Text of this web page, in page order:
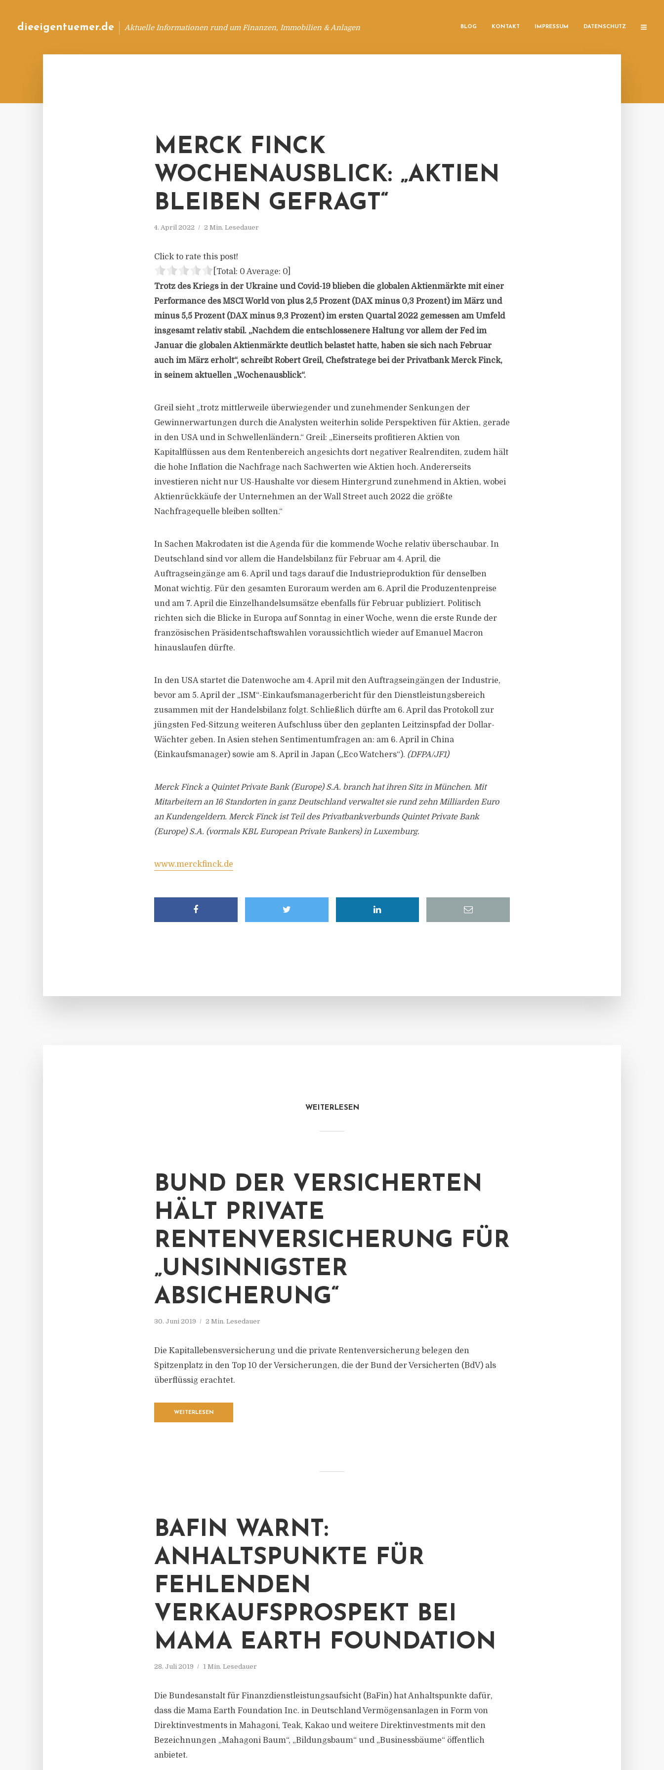
dieeigentuemer.de Aktuelle Informationen rund um Finanzen, Immobilien & Anlagen BLOG KONTAKT IMPRESSUM DATENSCHUTZ
MERCK FINCK
WOCHENAUSBLICK: „AKTIEN
BLEIBEN GEFRAGT“
4. April 2022 2 Min. Lesedauer
Click to rate this post!
[Total: 0 Average: 0
Trotz des Kriegs in der Ukraine und Covid-19 blieben die globalen Aktienmärkte mit einer
Performance des MSCI World von plus 2,5 Prozent (DAX minus 0,3 Prozent) im März und
minus 5,5 Prozent (DAX minus 9,3 Prozent) im ersten Quartal 2022 gemessen am Umfeld
insgesamt relativ stabil. „Nachdem die entschlossenere Haltung vor allem der Fed im
Januar die globalen Aktienmärkte deutlich belastet hatte, haben sie sich nach Februar
auch im März erholt“, schreibt Robert Greil, Chefstratege bei der Privatbank Merck Finck,
in seinem aktuellen „Wochenausblick“.
Greil sieht „trotz mittlerweile überwiegender und zunehmender Senkungen der
Gewinnerwartungen durch die Analysten weiterhin solide Perspektiven für Aktien, gerade
in den USA und in Schwellenländern.“ Greil: „Einerseits profitieren Aktien von
Kapitalflüssen aus dem Rentenbereich angesichts dort negativer Realrenditen, zudem hält
die hohe Inflation die Nachfrage nach Sachwerten wie Aktien hoch. Andererseits
investieren nicht nur US-Haushalte vor diesem Hintergrund zunehmend in Aktien, wobei
Aktienrückkäufe der Unternehmen an der Wall Street auch 2022 die größte
Nachfragequelle bleiben sollten.“
In Sachen Makrodaten ist die Agenda für die kommende Woche relativ überschaubar. In
Deutschland sind vor allem die Handelsbilanz für Februar am 4. April, die
Auftragseingänge am 6. April und tags darauf die Industrieproduktion für denselben
Monat wichtig. Für den gesamten Euroraum werden am 6. April die Produzentenpreise
und am 7. April die Einzelhandelsumsätze ebenfalls für Februar publiziert. Politisch
richten sich die Blicke in Europa auf Sonntag in einer Woche, wenn die erste Runde der
französischen Präsidentschaftswahlen voraussichtlich wieder auf Emanuel Macron
hinauslaufen dürfte.
In den USA startet die Datenwoche am 4. April mit den Auftragseingängen der Industrie,
bevor am 5. April der „ISM“-Einkaufsmanagerbericht für den Dienstleistungsbereich
zusammen mit der Handelsbilanz folgt. Schließlich dürfte am 6. April das Protokoll zur
jüngsten Fed-Sitzung weiteren Aufschluss über den geplanten Leitzinspfad der Dollar-
Wächter geben. In Asien stehen Sentimentumfragen an: am 6. April in China
(Einkaufsmanager) sowie am 8. April in Japan („Eco Watchers“). (DFPA/JF1)
Merck Finck a Quintet Private Bank (Europe) S.A. branch hat ihren Sitz in München. Mit
Mitarbeitern an 16 Standorten in ganz Deutschland verwaltet sie rund zehn Milliarden Euro
an Kundengeldern. Merck Finck ist Teil des Privatbankverbunds Quintet Private Bank
(Europe) S.A. (vormals KBL European Private Bankers) in Luxemburg.
www.merckfinck.de
WEITERLESEN
BUND DER VERSICHERTEN
HÄLT PRIVATE
RENTENVERSICHERUNG FÜR
„UNSINNIGSTER
ABSICHERUNG“
30. Juni 2019 2 Min. Lesedauer
Die Kapitallebensversicherung und die private Rentenversicherung belegen den
Spitzenplatz in den Top 10 der Versicherungen, die der Bund der Versicherten (BdV) als
überflüssig erachtet.
WEITERLESEN
BAFIN WARNT:
ANHALTSPUNKTE FÜR
FEHLENDEN
VERKAUFSPROSPEKT BEI
MAMA EARTH FOUNDATION
28. Juli 2019 1 Min. Lesedauer
Die Bundesanstalt für Finanzdienstleistungsaufsicht (BaFin) hat Anhaltspunkte dafür,
dass die Mama Earth Foundation Inc. in Deutschland Vermögensanlagen in Form von
Direktinvestments in Mahagoni, Teak, Kakao und weitere Direktinvestments mit den
Bezeichnungen „Mahagoni Baum“, „Bildungsbaum“ und „Businessbäume“ öffentlich
anbietet.